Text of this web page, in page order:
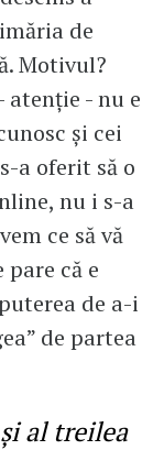
de
Motivul?
atenție - nu e
și cei
a oferit să o
nu i s-a
ce să vă
că e
de a-i
de partea
al treilea